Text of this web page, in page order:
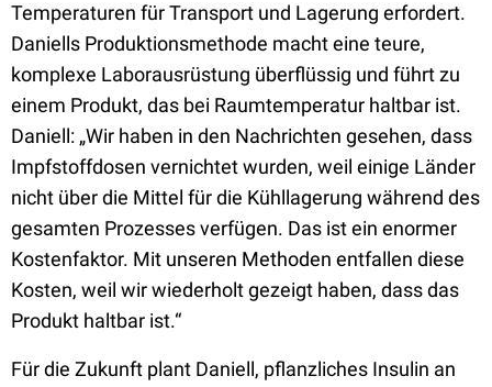
Temperaturen für Transport und Lagerung erfordert.
Daniells Produktionsmethode macht eine teure,
komplexe Laborausrüstung überflüssig und führt zu
einem Produkt, das bei Raumtemperatur haltbar ist.
Daniell: „Wir haben in den Nachrichten gesehen, dass
Impfstoffdosen vernichtet wurden, weil einige Länder
nicht über die Mittel für die Kühllagerung während des
gesamten Prozesses verfügen. Das ist ein enormer
Kostenfaktor. Mit unseren Methoden entfallen diese
Kosten, weil wir wiederholt gezeigt haben, dass das
Produkt haltbar ist.“
Für die Zukunft plant Daniell, pflanzliches Insulin an